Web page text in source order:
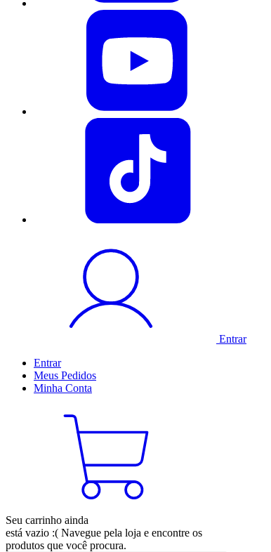
Entrar
Entrar
Meus Pedidos
Minha Conta
Seu carrinho ainda
está vazio :( Navegue pela loja e encontre os
produtos que você procura.